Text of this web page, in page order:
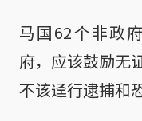
马国62个非政
府，应该鼓励无
不该迳行逮捕和